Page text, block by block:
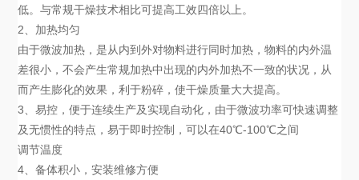
低。与常规干燥技术相比可提高工效四倍以上。
2、加热均匀
由于微波加热，是从内到外对物料进行同时加热，物料的内外温
差很小，不会产生常规加热中出现的内外加热不一致的状况，从
而产生膨化的效果，利于粉碎，使干燥质量大大提高。
3、易控，便于连续生产及实现自动化，由于微波功率可快速调整
及无惯性的特点，易于即时控制，可以在40℃-100℃之间
调节温度
4、备体积小，安装维修方便